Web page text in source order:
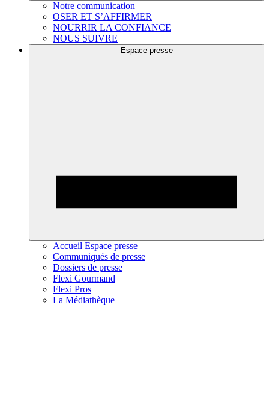
Notre communication
OSER ET S’AFFIRMER
NOURRIR LA CONFIANCE
NOUS SUIVRE
Espace presse
Accueil Espace presse
Communiqués de presse
Dossiers de presse
Flexi Gourmand
Flexi Pros
La Médiathèque